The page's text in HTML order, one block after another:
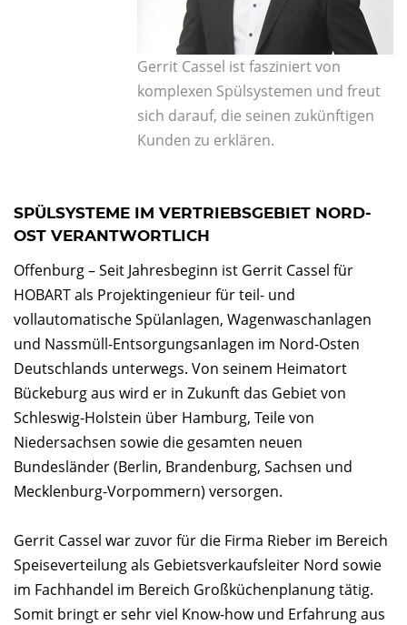
Gerrit Cassel ist fasziniert von
komplexen Spülsystemen und freut
sich darauf, die seinen zukünftigen
Kunden zu erklären.
SPÜLSYSTEME IM VERTRIEBSGEBIET NORD-
OST VERANTWORTLICH
Offenburg – Seit Jahresbeginn ist Gerrit Cassel für
HOBART als Projektingenieur für teil- und
vollautomatische Spülanlagen, Wagenwaschanlagen
und Nassmüll-Entsorgungsanlagen im Nord-Osten
Deutschlands unterwegs. Von seinem Heimatort
Bückeburg aus wird er in Zukunft das Gebiet von
Schleswig-Holstein über Hamburg, Teile von
Niedersachsen sowie die gesamten neuen
Bundesländer (Berlin, Brandenburg, Sachsen und
Mecklenburg-Vorpommern) versorgen.
Gerrit Cassel war zuvor für die Firma Rieber im Bereich
Speiseverteilung als Gebietsverkaufsleiter Nord sowie
im Fachhandel im Bereich Großküchenplanung tätig.
Somit bringt er sehr viel Know-how und Erfahrung aus